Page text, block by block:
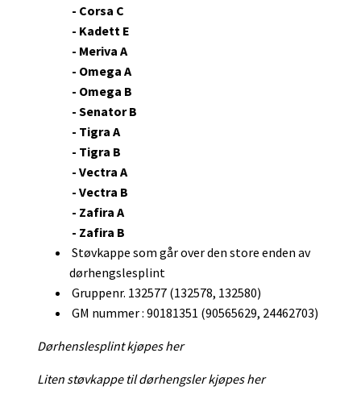
- Corsa C
- Kadett E
- Meriva A
- Omega A
- Omega B
- Senator B
- Tigra A
- Tigra B
- Vectra A
- Vectra B
- Zafira A
- Zafira B
Støvkappe som går over den store enden av
dørhengslesplint
Gruppenr. 132577 (132578, 132580)
GM nummer : 90181351 (90565629, 24462703)
Dørhenslesplint kjøpes her
Liten støvkappe til dørhengsler kjøpes her